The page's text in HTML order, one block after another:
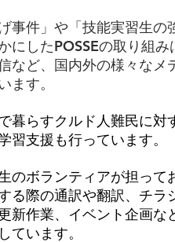
事件」や「技能実習生の
にしたPOSSEの取り組み
など、国内外の様々なメ
ます。
暮らすクルド人難民に対
習支援も行っています。
のボランティアが担って
る際の通訳や翻訳、チラ
新作業、イベント企画な
ています。